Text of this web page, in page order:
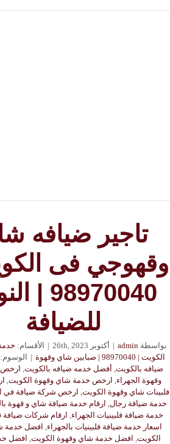
تاجير ضيافه
وقهوجي فى
للضيافة
بواسطة admin
| أكتوبر 26th, 2023 | الأقسام:
الكويت | 98970040 | صبابين شاي وقهوة
| الوسوم:
ضيافه بالكويت أفضل خدمه ضيافه بالكويت
وقهوة الجهراء ارخص خدمة شاي وقهوة الكويت,
فلبينات شاي وقهوة الكويت ارخص شركة ضيافة في
خدمة ضيافة رجال ارقام خدمة ضيافة شاي و قهوة
خدمة ضيافة فلبينيات الجهراء ارقام شركات
اسعار خدمة ضيافة فلبينيات بالجهراء افضل خدمة
الكويت افضل خدمة شاي وقهوة الكويت افضل